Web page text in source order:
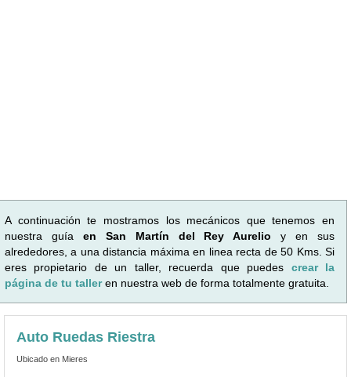
A continuación te mostramos los mecánicos que tenemos en
nuestra guía en San Martín del Rey Aurelio y en sus
alrededores, a una distancia máxima en linea recta de 50 Kms. Si
eres propietario de un taller, recuerda que puedes crear la
página de tu talleren nuestra web de forma totalmente gratuita.
Auto Ruedas Riestra
Ubicado en Mieres